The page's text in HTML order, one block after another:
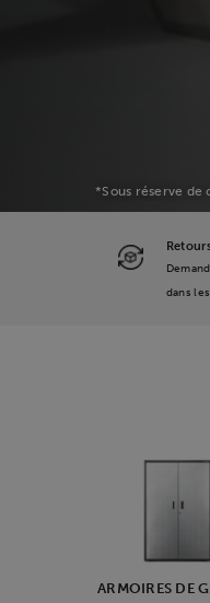
*Sous réserve de
dans
ARMOIRES DE